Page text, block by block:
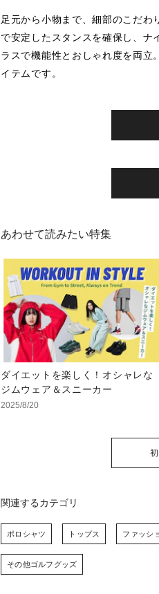
足元から小物まで、細部のこだ
で安定したスタンスを確保し、ナ
ラスで機能性とおしゃれ度を両立
イテムです。
あわせて読みたい特集
ダイエットを楽しく！オシャレな
ジムウェア＆スニーカー
2025/8/20
関連するカテゴリ
ポロシャツ トップス ファッシ
その他ゴルフグッズ